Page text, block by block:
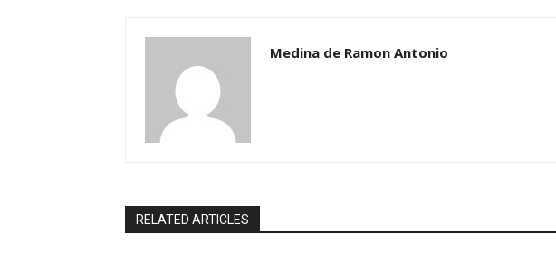
Medina de Ramon Antonio
RELATED ARTICLES